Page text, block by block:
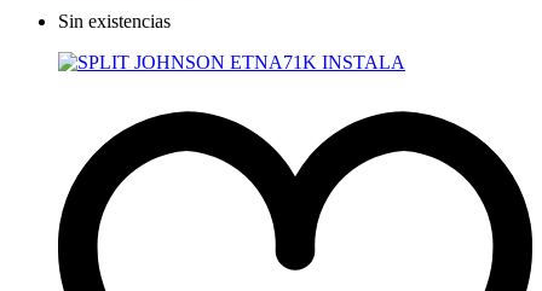
Sin existencias